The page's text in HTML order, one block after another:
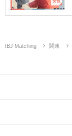
IBJ Matching 関東